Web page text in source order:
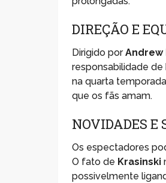
DIREÇÃO E
Dirigido porAndrew
responsabilidade
na quarta
que os fãs amam.
NOVIDADES E
Os espectadores
O fato de Krasinski
possivelmente